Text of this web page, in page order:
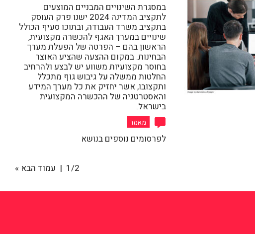
במסגרת השינויים המבניים המוצעים
לתקציב המדינה 2024 ישנו פרק העוסק
בתקציב משרד העבודה, ובתוכו סעיף הכולל
שינויים במערך האגף להכשרה מקצועית,
הראשון בהם – הפרטה של הפעלת מערך
הבחינות. במקום ההצעה שהציע האוצר
בחוסר מקצועיות משווע יש לבצע ולהרחיב
החלטות ממשלה על גיבוש גוף מתכלל
ותקצובו, אשר יחזיק את כל מערך המידע
והאסטרטגיה של ההכשרה המקצועית
בישראל.
מאמר
לפרסומים נוספים בנושא
1/2 עמוד הבא »